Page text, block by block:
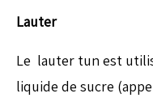
Lauter
Le lauter tun est
liquide de sucre